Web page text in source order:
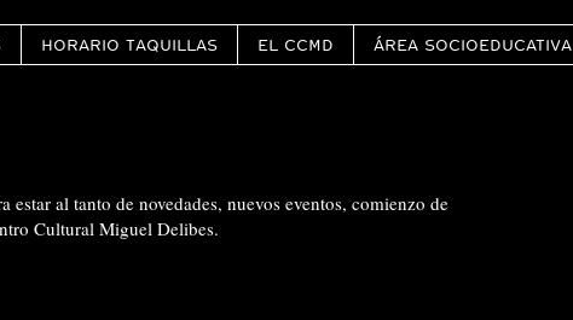
HORARIO TAQUILLAS EL CCMD ÁREA SOCIOEDUCATIVA
estar al tanto de novedades, nuevos eventos, comienzo de
Cultural Miguel Delibes.